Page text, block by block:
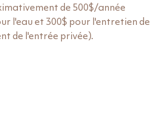
de 500$/année
l'eau et 300$ pour l'entretien de
de l'entrée privée).